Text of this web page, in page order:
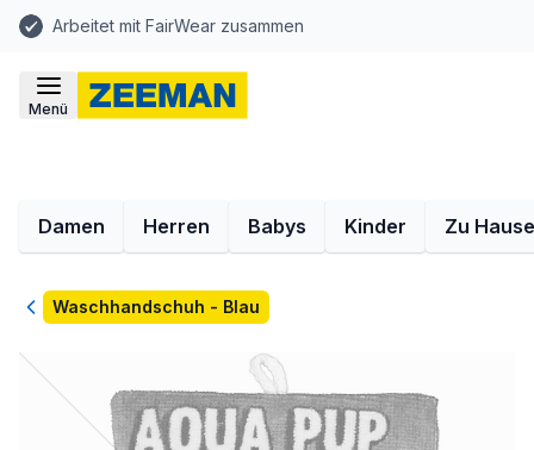
Arbeitet mit FairWear zusammen
Menü
Damen Herren Babys Kinder Zu Hause
ZurückWaschhandschuh - Blau